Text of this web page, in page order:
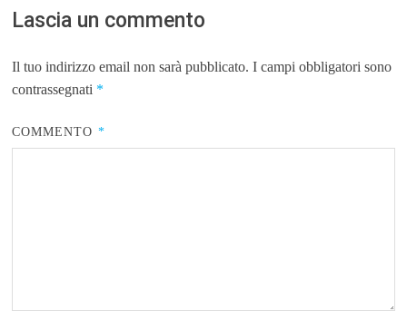
Lascia un commento
Il tuo indirizzo email non sarà pubblicato. I campi obbligatori sono
contrassegnati *
COMMENTO *